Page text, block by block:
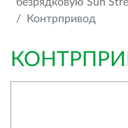
Контрпривод